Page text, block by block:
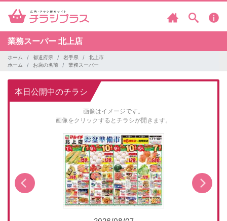
業務スーパー 北上店
ホーム 都道府県 岩手県
北上市
ホーム
お店の名前 業務スーパー
本日公開中のチラシ
画像はイメージです。
画像をクリックするとチラシが開きます。